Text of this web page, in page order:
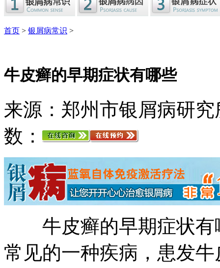
首页 > 银屑病常识 >
牛皮癣的早期症状有哪些
来源：郑州市银屑病研究
数：
牛皮癣的早期症状有
常见的一种疾病，患发